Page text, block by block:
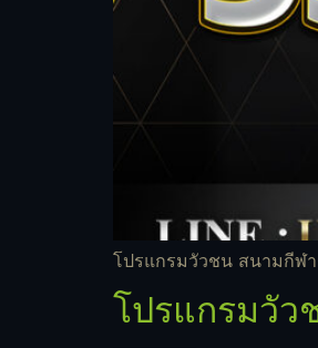
โปรแกรมวัวชน สนามกีฬ
โปรแกรมวั